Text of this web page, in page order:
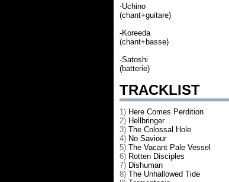
-Uchino
(chant+guitare)
-Koreeda
(chant+basse)
-Satoshi
(batterie)
TRACKLIST
1) Here Comes Perdition
2) Hellbringer
3) The Colossal Hole
4) No Saviour
5) The Vacant Pale Vessel
6) Rotten Disciples
7) Dishuman
8) The Unhallowed Tide